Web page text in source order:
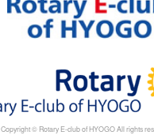
Copyright © Rotary E-club of HYOGO All rights